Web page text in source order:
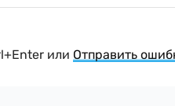
или Отправить